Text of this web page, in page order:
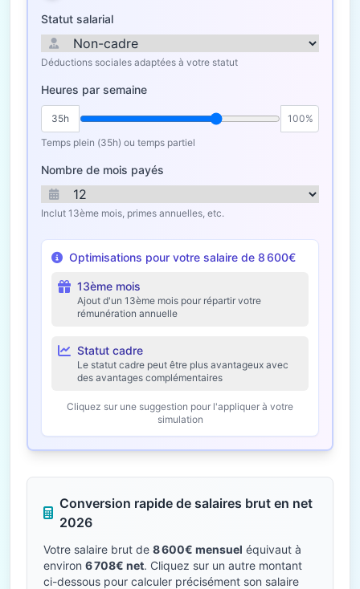
Statut salarial
Déductions sociales adaptées à votre statut
Heures par semaine
35h
100%
Temps plein (35h) ou temps partiel
Nombre de mois payés
Inclut 13ème mois, primes annuelles, etc.
Optimisations pour votre salaire de 8 600€
13ème mois
Ajout d'un 13ème mois pour répartir votre
rémunération annuelle
Statut cadre
Le statut cadre peut être plus avantageux avec
des avantages complémentaires
Cliquez sur une suggestion pour l'appliquer à votre
simulation
Conversion rapide de salaires brut en net
2026
Votre salaire brut de 8 600€ mensuel équivaut à
environ 6 708€ net. Cliquez sur un autre montant
ci-dessous pour calculer précisément son salaire